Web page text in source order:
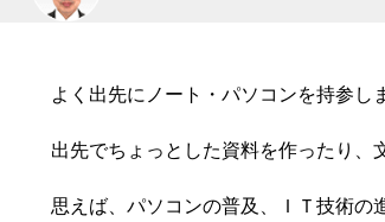
よく出先にノート・パソコンを持参し
出先でちょっとした資料を作ったり、
思えば、パソコンの普及、ＩＴ技術の